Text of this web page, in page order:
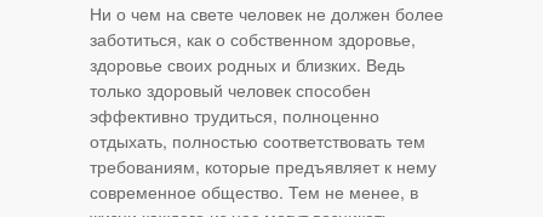
Ни о чем на свете человек не должен более
заботиться, как о собственном здоровье,
здоровье своих родных и близких. Ведь
только здоровый человек способен
эффективно трудиться, полноценно
отдыхать, полностью соответствовать тем
требованиям, которые предъявляет к нему
современное общество. Тем не менее, в